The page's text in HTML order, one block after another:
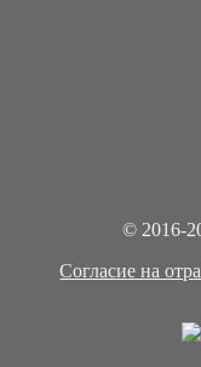
© 2016-
Cогласие на